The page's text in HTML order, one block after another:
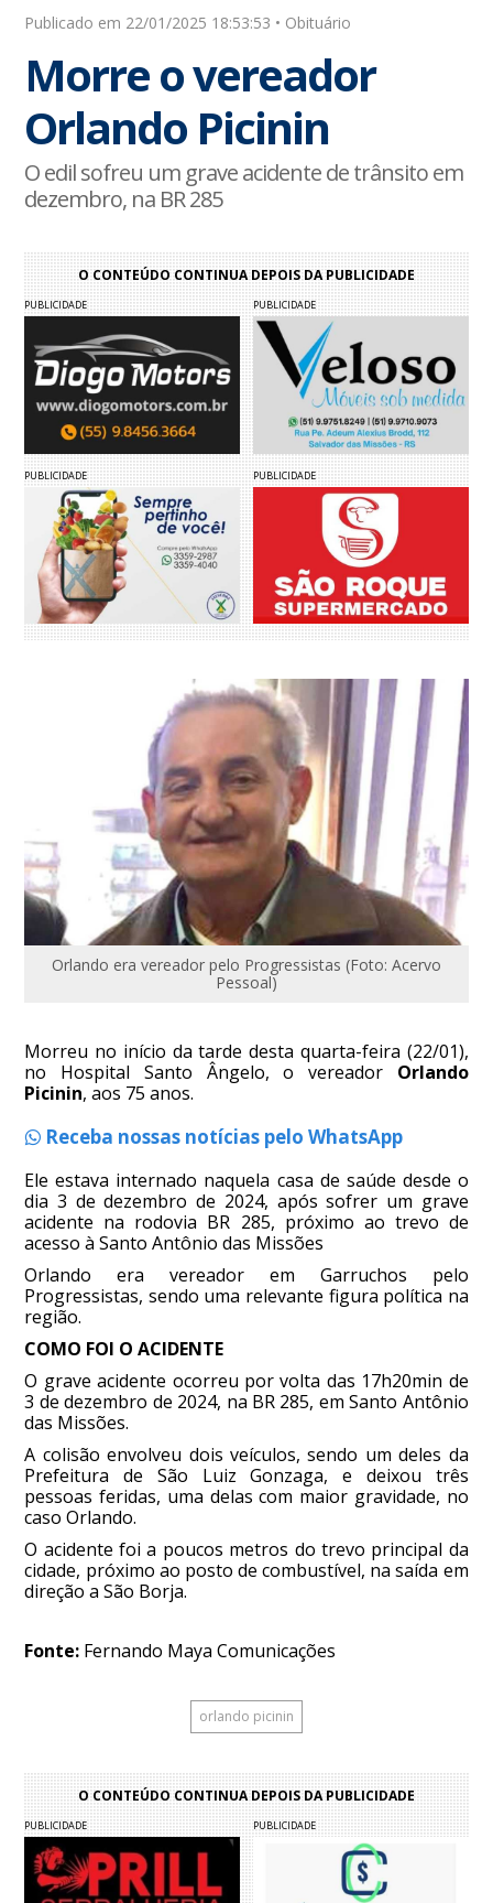
Publicado em 22/01/2025 18:53:53 • Obituário
Morre o vereador
Orlando Picinin
O edil sofreu um grave acidente de trânsito em
dezembro, na BR 285
O CONTEÚDO CONTINUA DEPOIS DA PUBLICIDADE
PUBLICIDADE PUBLICIDADE
PUBLICIDADE PUBLICIDADE
Orlando era vereador pelo Progressistas (Foto: Acervo
Pessoal)
Morreu no início da tarde desta quarta-feira (22/01),
no Hospital Santo Ângelo, o vereador Orlando
Picinin, aos 75 anos.
Receba nossas notícias pelo WhatsApp
Ele estava internado naquela casa de saúde desde o
dia 3 de dezembro de 2024, após sofrer um grave
acidente na rodovia BR 285, próximo ao trevo de
acesso à Santo Antônio das Missões
Orlando era vereador em Garruchos pelo
Progressistas, sendo uma relevante figura política na
região.
COMO FOI O ACIDENTE
O grave acidente ocorreu por volta das 17h20min de
3 de dezembro de 2024, na BR 285, em Santo Antônio
das Missões.
A colisão envolveu dois veículos, sendo um deles da
Prefeitura de São Luiz Gonzaga, e deixou três
pessoas feridas, uma delas com maior gravidade, no
caso Orlando.
O acidente foi a poucos metros do trevo principal da
cidade, próximo ao posto de combustível, na saída em
direção a São Borja.
Fonte: Fernando Maya Comunicações
orlando picinin
O CONTEÚDO CONTINUA DEPOIS DA PUBLICIDADE
PUBLICIDADE PUBLICIDADE